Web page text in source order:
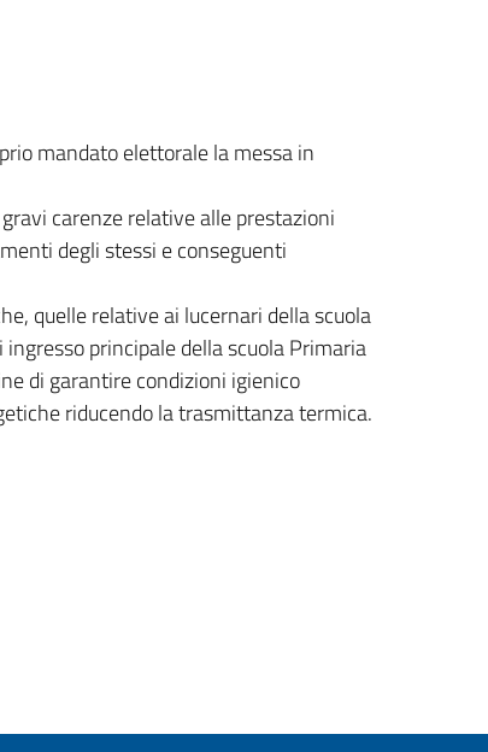
mandato elettorale la messa in
carenze relative alle prestazioni
degli stessi e conseguenti
quelle relative ai lucernari della scuola
principale della scuola Primaria
di garantire condizioni igienico
riducendo la trasmittanza termica.